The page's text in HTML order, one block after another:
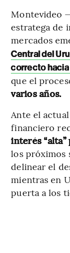
Montevideo
estratega de
mercados
Central del
correcto
que el
varios años.
Ante el
financiero
interés
los próximos
delinear el
mientras en
puerta a los